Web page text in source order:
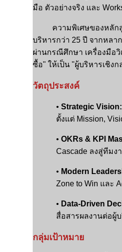
มือ ตัวอย่างจริง และ
ความพิเศษของหลักสูต
บริหารกว่า 25 ปี จากหลา
ผ่านกรณีศึกษา เครื่องมือวิ
ซื้อ" ให้เป็น "ผู้บริหารเชิ
วัตถุประสงค์
• Strategic Vision:
ตั้งแต่ Mission,
• OKRs & KPI
Cascade ลงสู่ทีมง
• Modern
Zone to Win และ
• Data-Driven
สื่อสารผลงานต่อผู้
กลุ่มเป้าหมาย